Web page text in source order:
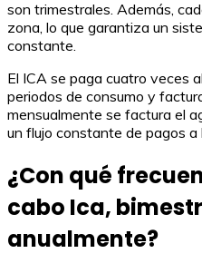
son trimestrales. Además,
zona, lo que garantiza un
constante.
El ICA se paga cuatro veces
periodos de consumo y
mensualmente se factura el
un flujo constante de pagos a
¿Con qué
cabo Ica,
anualmente?